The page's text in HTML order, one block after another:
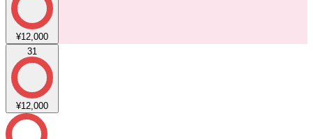
¥12,000
31
¥12,000